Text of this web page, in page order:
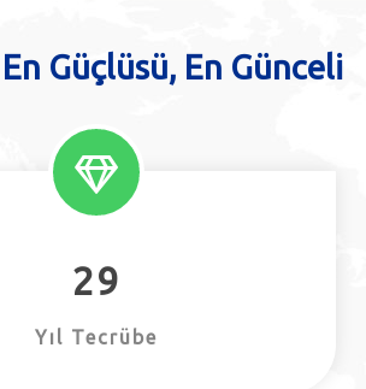
Güçlüsü, En Günceli
29
Yıl Tecrübe